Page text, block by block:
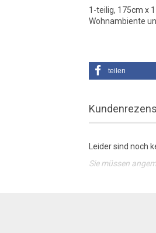
1-teilig, 175cm x
Wohnambiente
teilen
Leider sind noch
Sie müssen